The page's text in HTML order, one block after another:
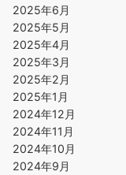
2025年6月
2025年5月
2025年4月
2025年3月
2025年2月
2025年1月
2024年12月
2024年11月
2024年10月
2024年9月